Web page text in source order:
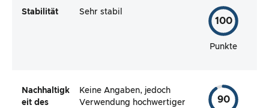
Stabilität Sehr stabil
100
Punkte
Nachhaltigk
eit des
Keine Angaben, jedoch
Verwendung hochwertiger
90